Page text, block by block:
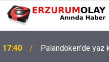
17:40 Palandöken'de yaz